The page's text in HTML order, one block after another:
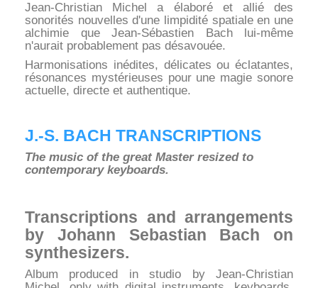
Jean-Christian Michel a élaboré et allié des
sonorités nouvelles d'une limpidité spatiale en une
alchimie que Jean-Sébastien Bach lui-même
n'aurait probablement pas désavouée.
Harmonisations inédites, délicates ou éclatantes,
résonances mystérieuses pour une magie sonore
actuelle, directe et authentique.
J.-S. BACH TRANSCRIPTIONS
The music of the great Master resized to
contemporary keyboards.
Transcriptions and arrangements
by Johann Sebastian Bach on
synthesizers.
Album produced in studio by Jean-Christian